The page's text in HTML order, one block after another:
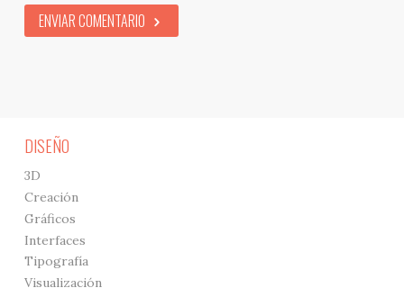
ENVIAR COMENTARIO
DISEÑO
3D
Creación
Gráficos
Interfaces
Tipografía
Visualización